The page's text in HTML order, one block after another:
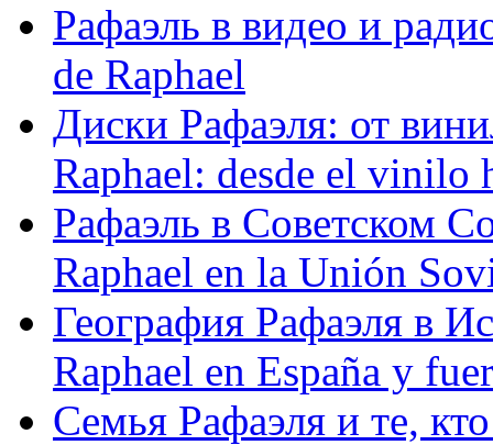
Рафаэль в видео и
de Raphael
Диски Рафаэля: от
Raphael: desde el vinilo
Рафаэль в Советском
Raphael en la Unión
География Рафаэля в
Raphael en España y
Семья Рафаэля и те,